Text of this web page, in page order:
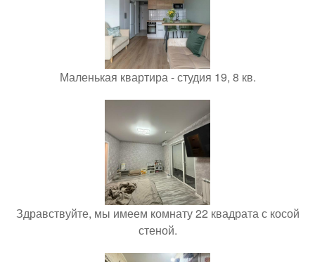
Маленькая квартира - студия 19, 8 кв.
Здравствуйте, мы имеем комнату 22 квадрата с косой
стеной.